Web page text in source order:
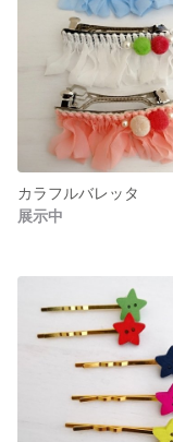
カラフルバレッタ
展示中